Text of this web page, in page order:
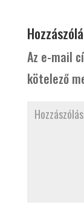
Az e-mail
kötelező